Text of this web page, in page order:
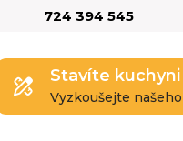
724 394 545
Stavíte
Vyzkoušejte